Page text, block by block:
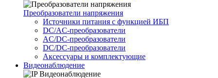
Преобразователи напряжения
Источники питания c функцией ИБП
DC/AC-преобразователи
AC/DC-преобразователи
DC/DC-преобразователи
Аксессуары и комплектующие
Видеонаблюдение